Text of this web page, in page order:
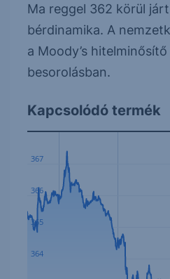
Ma reggel 362 körül
bérdinamika. A
a Moody’s
besorolásban.
Kapcsolódó termék
364
365
366
367